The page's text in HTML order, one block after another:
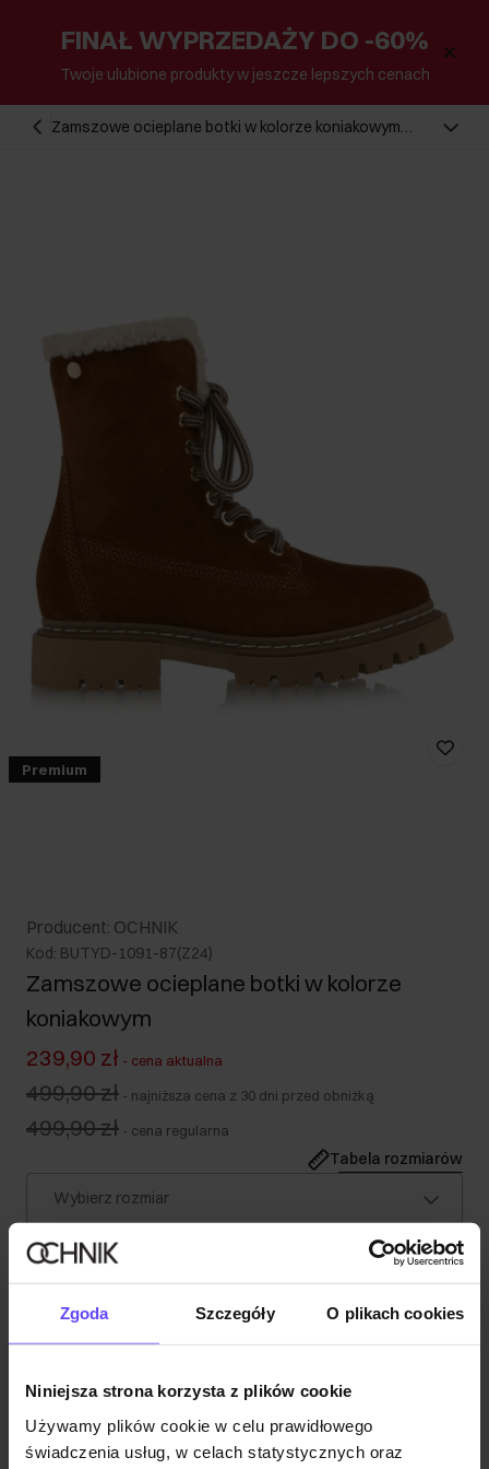
Zgoda Szczegóły O plikach cookies
Niniejsza strona korzysta z plików cookie
Używamy plików cookie w celu prawidłowego
świadczenia usług, w celach statystycznych oraz
FINAŁ WYPRZEDAŻY DO -60%
Twoje ulubione produkty w jeszcze lepszych cenach
Zamszowe ocieplane botki w kolorze koniakowym
Premium
Producent: OCHNIK
Kod: BUTYD-1091-87(Z24)
Zamszowe ocieplane botki w kolorze
koniakowym
239,90 zł - cena aktualna
499,90 zł - najniższa cena z 30 dni przed obniżką
499,90 zł - cena regularna
Tabela rozmiarów
Wybierz rozmiar
Opis produktu
Szczegóły
Opinie